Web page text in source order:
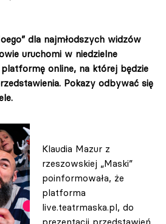
dla najmłodszych widzów
uruchomi w niedzielne
platformę online, na której będzie
Pokazy odbywać się
Klaudia Mazur z
rzeszowskiej „Maski”
poinformowała, że
platforma
live.teatrmaska.pl, do